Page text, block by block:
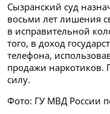
Сызранский суд
восьми лет лишения
в исправительной
того, в доход
телефона,
продажи наркотиков.
силу.
Фото: ГУ МВД России